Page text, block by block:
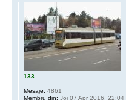
133
Mesaje: 4861
Membru din: Joi 07 Apr 2016, 22:04